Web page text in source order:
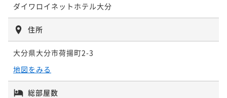
ダイワロイネットホテル大分
住所
大分県大分市荷揚町2-3
地図をみる
総部屋数